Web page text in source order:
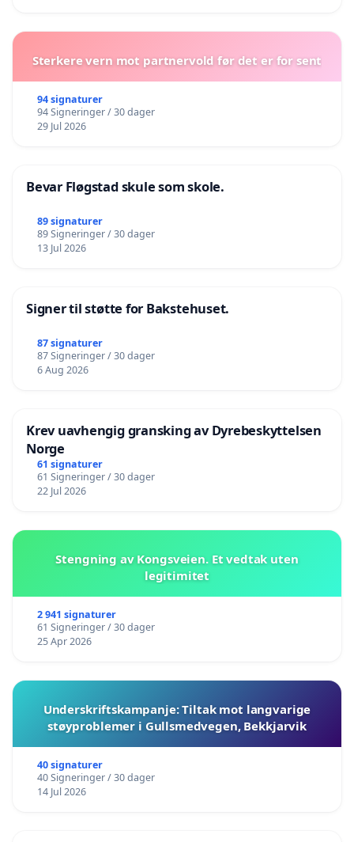
Sterkere vern mot partnervold før det er for sent
94 signaturer
94 Signeringer / 30 dager
29 Jul 2026
Bevar Fløgstad skule som skole.
89 signaturer
89 Signeringer / 30 dager
13 Jul 2026
Signer til støtte for Bakstehuset.
87 signaturer
87 Signeringer / 30 dager
6 Aug 2026
Krev uavhengig gransking av Dyrebeskyttelsen
Norge
61 signaturer
61 Signeringer / 30 dager
22 Jul 2026
Stengning av Kongsveien. Et vedtak uten
legitimitet
2 941 signaturer
61 Signeringer / 30 dager
25 Apr 2026
Underskriftskampanje: Tiltak mot langvarige
støyproblemer i Gullsmedvegen, Bekkjarvik
40 signaturer
40 Signeringer / 30 dager
14 Jul 2026